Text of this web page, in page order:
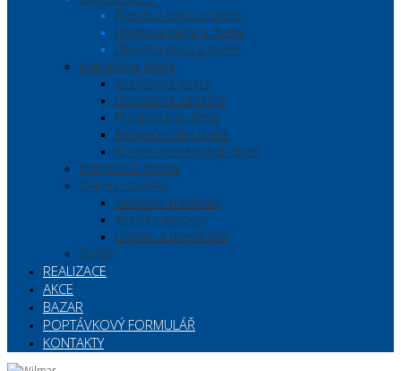
Plastová okna a dveře
Hliníková okna a dveře
Dřevěná okna a dveře
Interiérové dveře
Interiérové dveře
Obložkové zárubně
Protipožární dveře
Bezpečnostní dveře
Kování interiérových dveří
Interiérové stínění
Okenní doplňky
Venkovní parapety
Vnitřní parapety
Okenní a dveřní sítě
Služby
REALIZACE
AKCE
BAZAR
POPTÁVKOVÝ FORMULÁŘ
KONTAKTY